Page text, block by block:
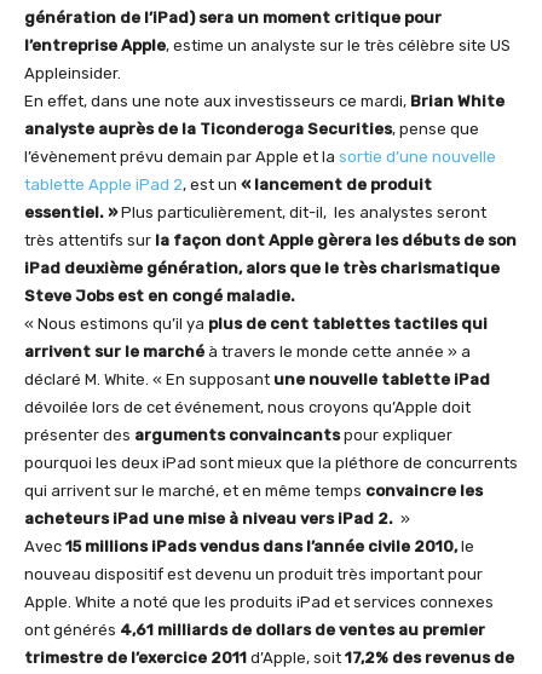
génération de l’iPad) sera un moment critique pour
l’entreprise Apple, estime un analyste sur le très célèbre site US
Appleinsider.
En effet, dans une note aux investisseurs ce mardi, Brian White
analyste auprès de la Ticonderoga Securities, pense que
l’évènement prévu demain par Apple et la sortie d’une nouvelle
tablette Apple iPad 2, est un « lancement de produit
essentiel. »Plus particulièrement, dit-il, les analystes seront
très attentifs sur la façon dont Apple gèrera les débuts de son
iPad deuxième génération, alors que le très charismatique
Steve Jobs est en congé maladie.
« Nous estimons qu’il ya plus de cent tablettes tactiles qui
arrivent sur le marché à travers le monde cette année » a
déclaré M. White. « En supposant une nouvelle tablette iPad
dévoilée lors de cet événement, nous croyons qu’Apple doit
présenter des arguments convaincantspour expliquer
pourquoi les deux iPad sont mieux que la pléthore de concurrents
qui arrivent sur le marché, et en même temps convaincre les
acheteurs iPad une mise à niveau vers iPad 2. »
Avec 15 millions iPads vendus dans l’année civile 2010,le
nouveau dispositif est devenu un produit très important pour
Apple. White a noté que les produits iPad et services connexes
ont générés 4,61 milliards de dollars de ventes au premier
trimestre de l’exercice 2011 d’Apple, soit 17,2% des revenus de